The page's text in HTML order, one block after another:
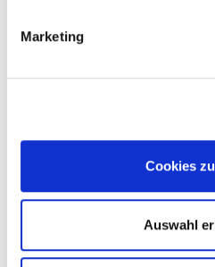
Marketing
Cookies
Auswahl
DESCRIPTION DU
COMPOSANTS &
» Baume d’entretien à base de
l’entretien et l’imprégnation de
» Les principaux composants